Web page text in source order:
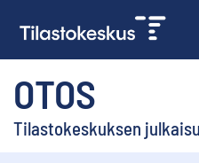
OTOS
Tilastokeskuksen